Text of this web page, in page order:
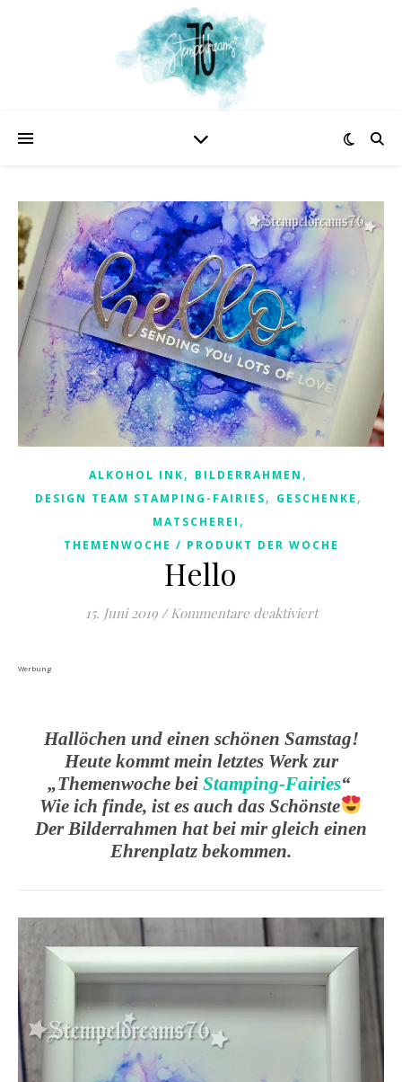
ALKOHOL INK, BILDERRAHMEN ,
DESIGN TEAM STAMPING-FAIRIES, GESCHENKE ,
MATSCHEREI ,
THEMENWOCHE / PRODUKT DER WOCHE
Hello
15. Juni 2019 / Kommentare deaktiviertfür Hello
Werbung
Hallöchen und einen schönen Samstag!
Heute kommt mein letztes Werk zur
„Themenwoche bei Stamping-Fairies“
Wie ich finde, ist es auch das Schönste
Der Bilderrahmen hat bei mir gleich einen
Ehrenplatz bekommen.